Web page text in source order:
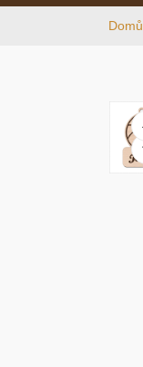
Domů